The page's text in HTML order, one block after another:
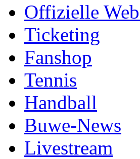
Offizielle
Ticketing
Fanshop
Tennis
Handball
Buwe-News
Livestream